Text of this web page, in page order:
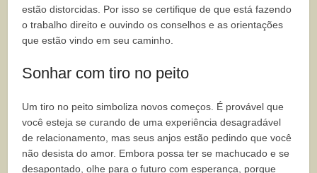
estão distorcidas. Por isso se certifique de que está fazendo
o trabalho direito e ouvindo os conselhos e as orientações
que estão vindo em seu caminho.
Sonhar com tiro no peito
Um tiro no peito simboliza novos começos. É provável que
você esteja se curando de uma experiência desagradável
de relacionamento, mas seus anjos estão pedindo que você
não desista do amor. Embora possa ter se machucado e se
desapontado, olhe para o futuro com esperança, porque